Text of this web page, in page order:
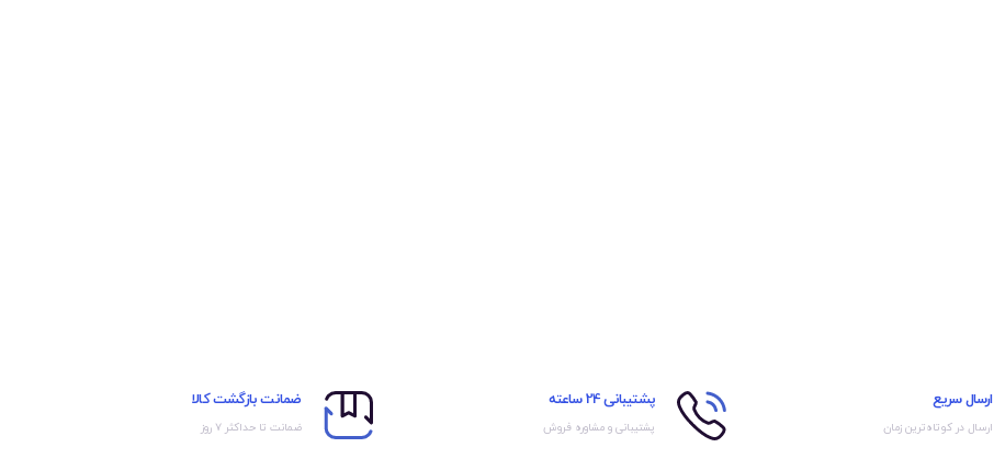
ارسال سریع
ارسال در کوتاه‌ترین زمان
پشتیبانی 24 ساعته
پشتیبانی و مشاوره فروش
ضمانت بازگشت کالا
ضمانت تا حداکثر ۷ روز